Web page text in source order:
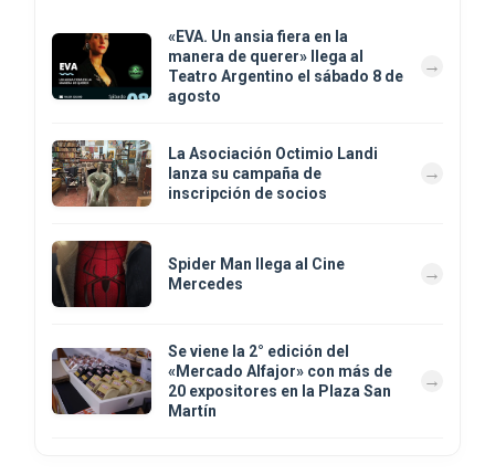
«EVA. Un ansia fiera en la
manera de querer» llega al
Teatro Argentino el sábado 8 de
agosto
La Asociación Octimio Landi
lanza su campaña de
inscripción de socios
Spider Man llega al Cine
Mercedes
Se viene la 2° edición del
«Mercado Alfajor» con más de
20 expositores en la Plaza San
Martín